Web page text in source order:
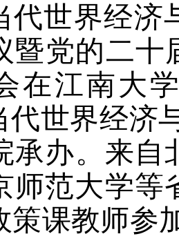
代世界经济
暨党的二十
在江南大
代世界经济
承办。来自
师范大学等
策课教师参